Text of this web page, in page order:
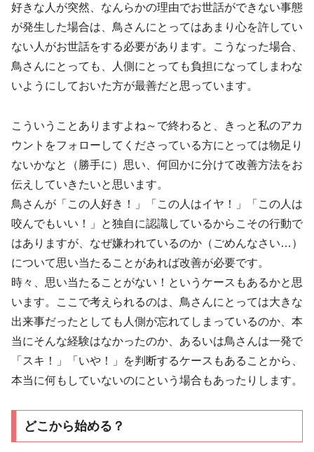
好きな人が突然、なんらかの理由でお世話ができない事態
が発生した場合は、鳥さんにとってはあまり心を許してい
ない人がお世話をする必要があります。こうなった場合、
鳥さんにとっても、人側にとっても負担になってしまわな
いようにしておいた方が最善だと思っています。
こういうことありますよね～で終わると、きっと私のアカ
ウントをフォローしてくださっている方にとっては物足り
ないかなと（勝手に）思い、何回かに分けて改善方法をお
伝えしていきたいと思います。
鳥さんが「この人好き！」「この人はイヤ！」「この人は
咬んでもいい！」と独自に認識しているからこその行動で
はありますが、なぜ嫌われているのか（ごめんなさい…）
について思い当たることがあれば改善が必要です。
時々、思い当たることがない！というケースもあるかと思
います。ここで考えられるのは、鳥さんにとっては大きな
出来事だったとしても人側が忘れてしまっているのか、本
当にそんな経験はなかったのか、あるいは鳥さんは一発で
「スキ！」「いや！」を判断するケースもあることから、
本当に何もしていないのにという場合もあったりします。
どこから始める？